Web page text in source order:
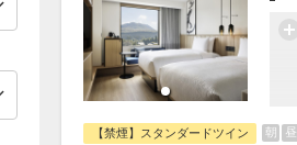
【禁煙】スタンダードツイン 朝 昼